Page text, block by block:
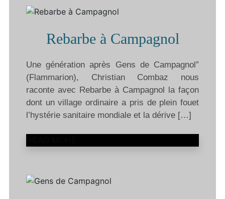
Rebarbe à Campagnol
Une génération après Gens de Campagnol”
(Flammarion), Christian Combaz nous
raconte avec Rebarbe à Campagnol la façon
dont un village ordinaire a pris de plein fouet
l’hystérie sanitaire mondiale et la dérive […]